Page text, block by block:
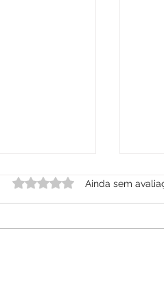
Avaliado com 0 de 5
Ainda sem